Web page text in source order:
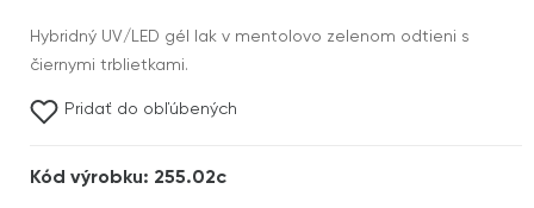
Hybridný UV/LED gél lak v mentolovo zelenom odtieni s
čiernymi trblietkami.
Pridať do obľúbených
Kód výrobku: 255.02c